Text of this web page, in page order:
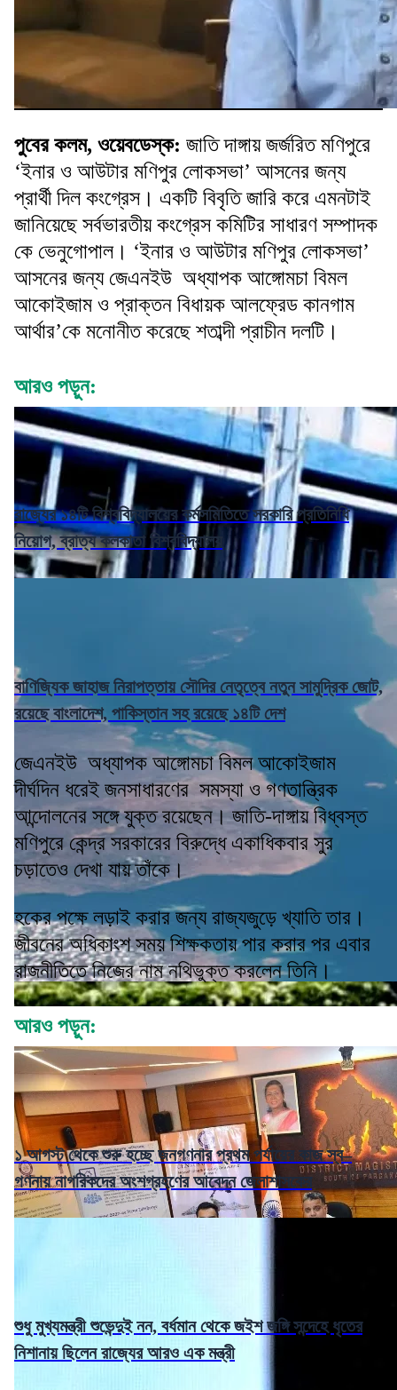
পুবের কলম, ওয়েবডেস্ক: জাতি দাঙ্গায় জর্জরিত মণিপুরে
‘ইনার ও আউটার মণিপুর লোকসভা’ আসনের জন্য
প্রার্থী দিল কংগ্রেস। একটি বিবৃতি জারি করে এমনটাই
জানিয়েছে সর্বভারতীয় কংগ্রেস কমিটির সাধারণ সম্পাদক
কে ভেনুগোপাল। ‘ইনার ও আউটার মণিপুর লোকসভা’
আসনের জন্য জেএনইউ অধ্যাপক আঙ্গোমচা বিমল
আকোইজাম ও প্রাক্তন বিধায়ক আলফ্রেড কানগাম
আর্থার’কে মনোনীত করেছে শতাব্দী প্রাচীন দলটি।
আরও পড়ুন:
রাজ্যের ১৪টি বিশ্ববিদ্যালয়ের কর্মসমিতিতে সরকারি প্রতিনিধি
নিয়োগ, ব্রাত্য কলকাতা বিশ্ববিদ্যালয়
বাণিজ্যিক জাহাজ নিরাপত্তায় সৌদির নেতৃত্বে নতুন সামুদ্রিক জোট,
রয়েছে বাংলাদেশ, পাকিস্তান সহ রয়েছে ১৪টি দেশ
জেএনইউ অধ্যাপক আঙ্গোমচা বিমল আকোইজাম
দীর্ঘদিন ধরেই জনসাধারণের সমস্যা ও গণতান্ত্রিক
আন্দোলনের সঙ্গে যুক্ত রয়েছেন। জাতি-দাঙ্গায় বিধ্বস্ত
মণিপুরে কেন্দ্র সরকারের বিরুদ্ধে একাধিকবার সুর
চড়াতেও দেখা যায় তাঁকে।
হকের পক্ষে লড়াই করার জন্য রাজ্যজুড়ে খ্যাতি তার।
জীবনের অধিকাংশ সময় শিক্ষকতায় পার করার পর এবার
রাজনীতিতে নিজের নাম নথিভুক্ত করলেন তিনি।
আরও পড়ুন:
১ আগস্ট থেকে শুরু হচ্ছে জনগণনার প্রথম পর্যায়ের কাজ স্ব–
গণনায় নাগরিকদের অংশগ্রহণের আবেদন জেলাশাসকের
শুধু মুখ্যমন্ত্রী শুভেন্দুই নন, বর্ধমান থেকে জইশ জঙ্গি সন্দেহে ধৃতের
নিশানায় ছিলেন রাজ্যের আরও এক মন্ত্রী